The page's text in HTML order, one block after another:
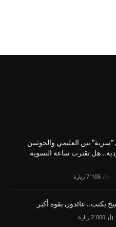
بين العليمي والحوثيين
هل تقترب ساعة التسوية
7٬105 زيارة
يكتب.. عائدون بقوة أكبر
2٬000 زيارة